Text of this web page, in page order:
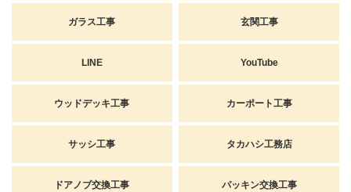
ガラス工事 玄関工事
LINE YouTube
ウッドデッキ工事 カーポート工事
サッシ工事 タカハシ工務店
ドアノブ交換工事 パッキン交換工事